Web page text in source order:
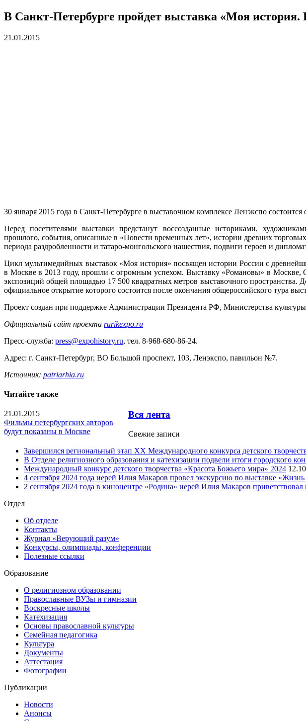
В Санкт-Петербурге пройдет выставка «Моя
21.01.2015
30 января 2015 года в Санкт-Петербурге в выставочном комплексе Ленэкспо
Перед посетителями выставки предстанут воссозданные историками,
прошлого, события, описанные в «Повести временных лет», истории древних
периода раздробленности и татаро-монгольского нашествия, подвиги героев и
Цикл мультимедийных выставок «Моя история» посвящен истории России с
в Москве в 2013 году, прошли с огромным успехом. Выставку «Романовы» в Москве,
экспозиций общей площадью 17 500 квадратных метров выставочного
официальное открытие которого состоится после окончания общероссийского тура
Проект создан при поддержке Администрации Президента РФ, Министерства
Официальный сайт проекта rurikexpo.ru
Пресс-служба: press@expohistory.ru, тел. 8-968-680-86-24.
Адрес: г. Санкт-Петербург, ВО Большой проспект, 103, Ленэкспо, павильон №7.
Источник: patriarhia.ru
Читайте также
21.01.2015
Фильмы петербургских авторов
будут показаны в Москве
Вся лента
Свежие записи
Завершился региональный этап XX Международного конкурса детского
В Отделе религиозного образования и катехизации подвели итоги городского
Международный конкурс детского творчества «Красота Божьего мира» 2024
4 сентября 2024 года иерей Илия Макаров провел экскурсию по выставке
2 сентября 2024 года в киноцентре «Родина» иерей Илия Макаров
Отдел
Об отделе
Контакты
Журнал «Верующий разум»
Конкурсы, олимпиады, конференции
Полезные ссылки
Образование
О религиозном образовании
Православные ВУЗы и гимназии
Воскресные школы
Катехизация
Основы православной культуры
Семейная педагогика
Культура
Документы
Аттестация
Фотографии
Публикации
Новости
Анонсы